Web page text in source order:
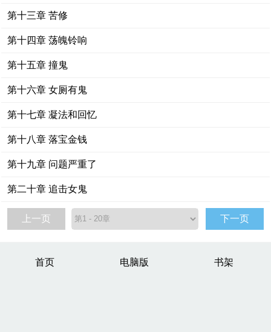
第十三章 苦修
第十四章 荡魄铃响
第十五章 撞鬼
第十六章 女厕有鬼
第十七章 凝法和回忆
第十八章 落宝金钱
第十九章 问题严重了
第二十章 追击女鬼
上一页 下一页
首页 电脑版 书架